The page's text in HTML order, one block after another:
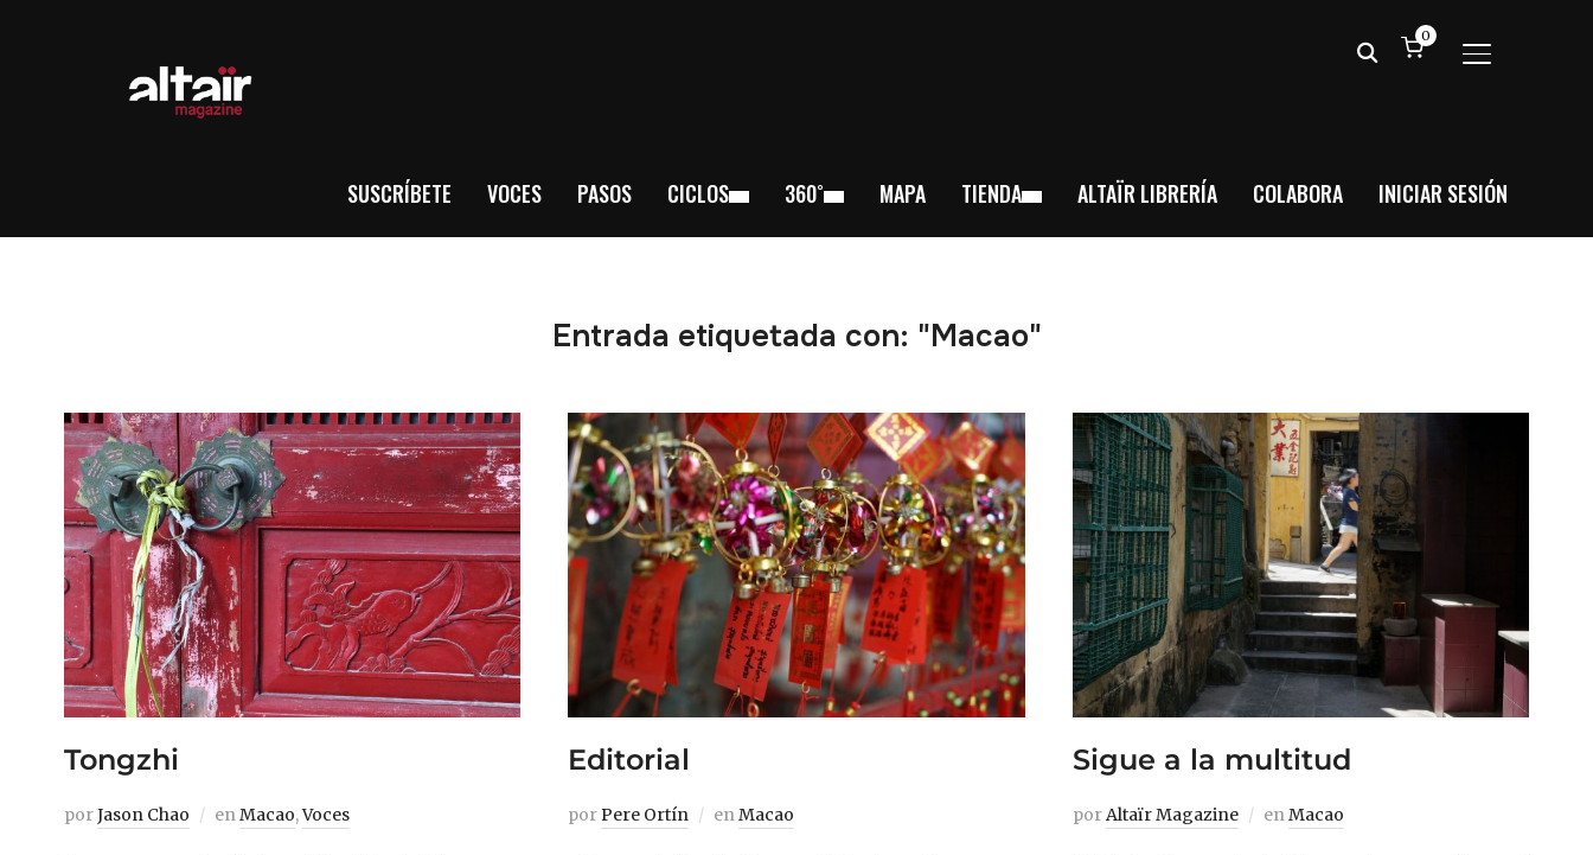
ALTERNAR
0
SUSCRÍBETE VOCES PASOS CICLOS 360˚ MAPA TIENDA ALTAÏR LIBRERÍA COLABORA INICIAR SESIÓN
Entrada etiquetada con: "Macao"
Tongzhi
porJason Chao enMacao,Voces
Editorial
porPere Ortín enMacao
Sigue a la multitud
porAltaïr Magazine enMacao